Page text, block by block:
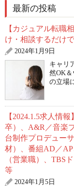
最新の投稿
【カジュアル転職
け・相談するだけ
2024年1月9日
キャリ
然OK＆
の立場
【2024.1.5求人情
卒）、A&R／音楽
台制作プロデュー
材）、番組AD／
（営業職）、TBS
等
2024年1月5日